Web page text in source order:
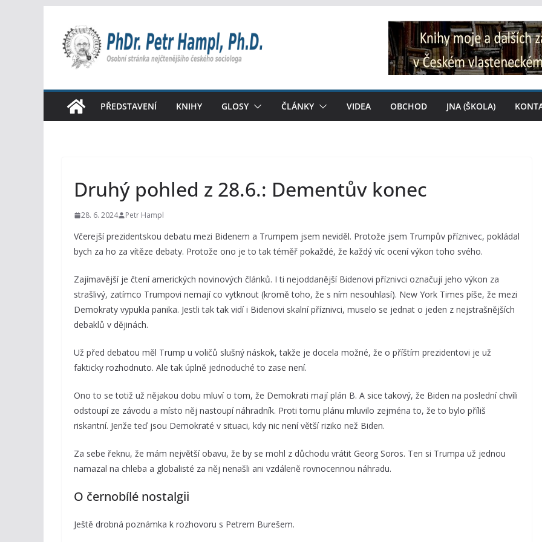
obsah
PŘEDSTAVENÍ KNIHY GLOSY ČLÁNKY VIDEA OBCHOD JNA (ŠKOLA)
Druhý pohled z 28.6.: Dementův konec
28. 6. 2024 Petr Hampl
Včerejší prezidentskou debatu mezi Bidenem a Trumpem jsem neviděl. Protože jsem Trumpův příznivec, pokládal
bych za ho za vítěze debaty. Protože ono je to tak téměř pokaždé, že každý víc ocení výkon toho svého.
Zajímavější je čtení amerických novinových článků. I ti nejoddanější Bidenovi příznivci označují jeho výkon za
strašlivý, zatímco Trumpovi nemají co vytknout (kromě toho, že s ním nesouhlasí). New York Times píše, že mezi
Demokraty vypukla panika. Jestli tak tak vidí i Bidenovi skalní příznivci, muselo se jednat o jeden z nejstrašnějších
debaklů v dějinách.
Už před debatou měl Trump u voličů slušný náskok, takže je docela možné, že o příštím prezidentovi je už
fakticky rozhodnuto. Ale tak úplně jednoduché to zase není.
Ono to se totiž už nějakou dobu mluví o tom, že Demokrati mají plán B. A sice takový, že Biden na poslední chvíli
odstoupí ze závodu a místo něj nastoupí náhradník. Proti tomu plánu mluvilo zejména to, že to bylo příliš
riskantní. Jenže teď jsou Demokraté v situaci, kdy nic není větší riziko než Biden.
Za sebe řeknu, že mám největší obavu, že by se mohl z důchodu vrátit Georg Soros. Ten si Trumpa už jednou
namazal na chleba a globalisté za něj nenašli ani vzdáleně rovnocennou náhradu.
O černobílé nostalgii
Ještě drobná poznámka k rozhovoru s Petrem Burešem.